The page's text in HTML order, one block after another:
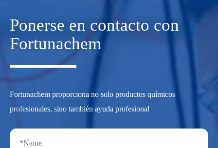
Ponerse en contacto con
Fortunachem
Fortunachem proporciona no solo productos químicos
profesionales, sino también ayuda profesional